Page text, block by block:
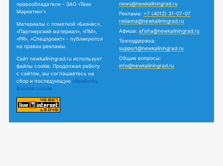
правообладателя - ЗАО «Твик
Маркетинг».
Материалы с пометкой «Бизнес»,
«Партнерский материал», «ПМ»,
«PR», «Спецпроект» - публикуются
на правах рекламы.
Сайт newkaliningrad.ru использует
файлы cookie. Продолжая работу
с сайтом, вы соглашаетесь на
сбор и последующую обработку
файлов cookie.
news@newkaliningrad.ru
Реклама: +7 (4012) 31-07-07
reklama@newkaliningrad.ru
Афиша: afisha@newkaliningrad.ru
Техподдержка:
support@newkaliningrad.ru
Общие вопросы:
info@newkaliningrad.ru